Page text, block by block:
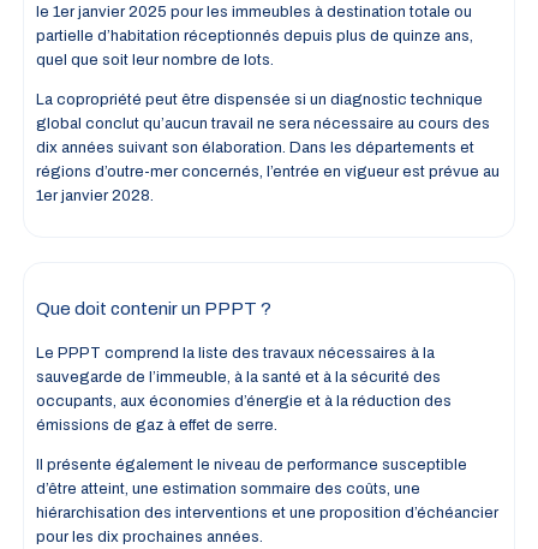
le 1er janvier 2025 pour les immeubles à destination totale ou
partielle d’habitation réceptionnés depuis plus de quinze ans,
quel que soit leur nombre de lots.
La copropriété peut être dispensée si un diagnostic technique
global conclut qu’aucun travail ne sera nécessaire au cours des
dix années suivant son élaboration. Dans les départements et
régions d’outre-mer concernés, l’entrée en vigueur est prévue au
1er janvier 2028.
Que doit contenir un PPPT ?
Le PPPT comprend la liste des travaux nécessaires à la
sauvegarde de l’immeuble, à la santé et à la sécurité des
occupants, aux économies d’énergie et à la réduction des
émissions de gaz à effet de serre.
Il présente également le niveau de performance susceptible
d’être atteint, une estimation sommaire des coûts, une
hiérarchisation des interventions et une proposition d’échéancier
pour les dix prochaines années.